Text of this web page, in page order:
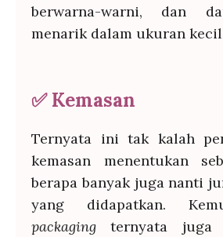
berwarna-warni, dan
menarik dalam ukuran
✅Kemasan
Ternyata ini tak kalah
kemasan menentukan
berapa banyak juga nanti
yang didapatkan.
packaging ternyata juga